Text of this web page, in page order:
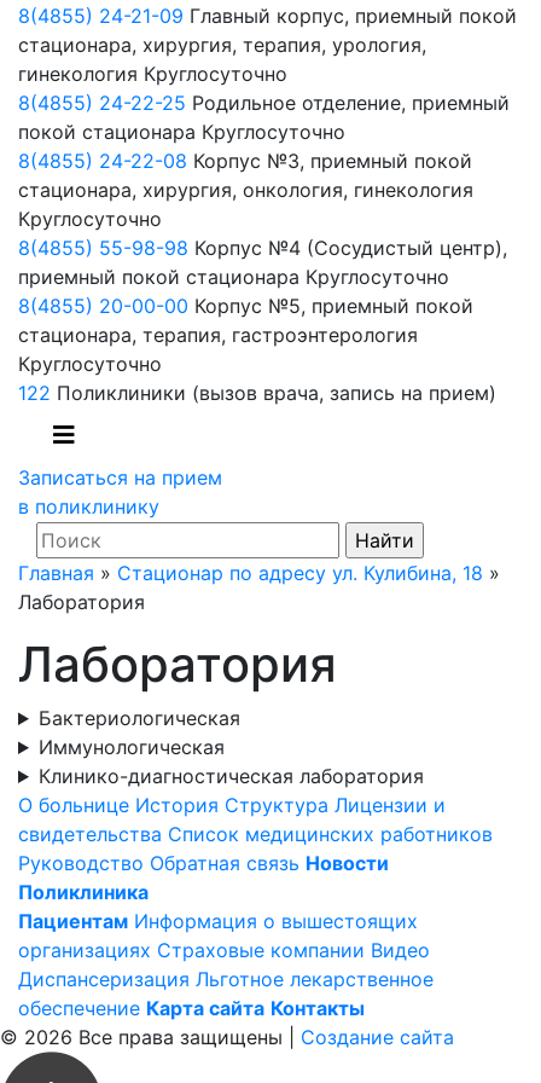
8(4855) 24-21-09 Главный корпус, приемный покой
стационара, хирургия, терапия, урология,
гинекология Круглосуточно
8(4855) 24-22-25 Родильное отделение, приемный
покой стационара Круглосуточно
8(4855) 24-22-08 Корпус №3, приемный покой
стационара, хирургия, онкология, гинекология
Круглосуточно
8(4855) 55-98-98 Корпус №4 (Сосудистый центр),
приемный покой стационара Круглосуточно
8(4855) 20-00-00 Корпус №5, приемный покой
стационара, терапия, гастроэнтерология
Круглосуточно
122 Поликлиники (вызов врача, запись на прием)
Записаться на прием
в поликлинику
Главная » Стационар по адресу ул. Кулибина, 18 »
Лаборатория
Лаборатория
Бактериологическая
Иммунологическая
Клинико-диагностическая лаборатория
О больнице История Структура Лицензии и
свидетельства Список медицинских работников
Руководство Обратная связь Новости
Поликлиника
Пациентам Информация о вышестоящих
организациях Страховые компании Видео
Диспансеризация Льготное лекарственное
обеспечение Карта сайта Контакты
© 2026 Все права защищены | Создание сайта